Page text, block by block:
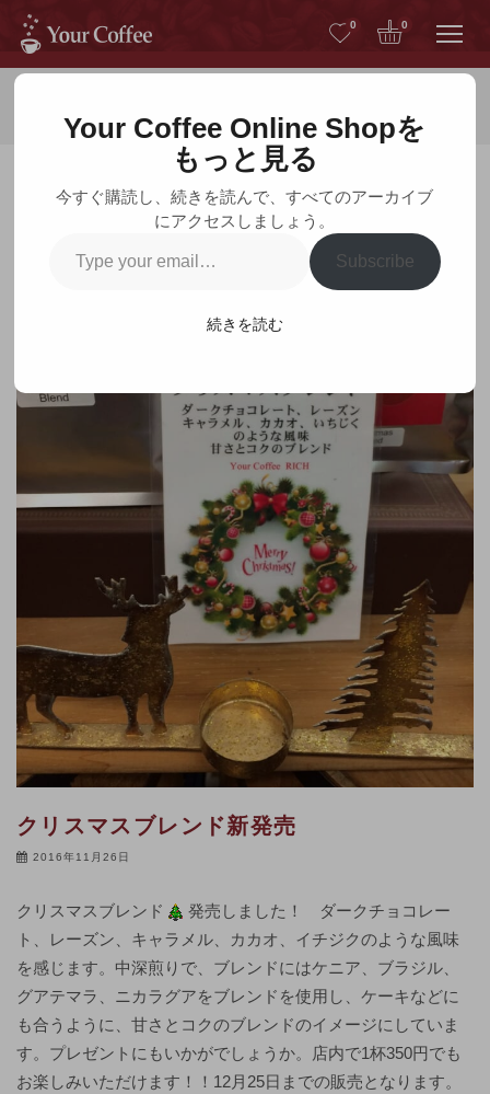
0 0
クリスマスブレンド新発売
2016年11月26日
クリスマスブレンド
発売しました！ ダークチョコレー
ト、レーズン、キャラメル、カカオ、イチジクのような風味
を感じます。中深煎りで、ブレンドにはケニア、ブラジル、
グアテマラ、ニカラグアをブレンドを使用し、ケーキなどに
も合うように、甘さとコクのブレンドのイメージにしていま
す。プレゼントにもいかがでしょうか。店内で1杯350円でも
お楽しみいただけます！！12月25日までの販売となります。
Your Coffee Online Shopを
もっと見る
今すぐ購読し、続きを読んで、すべてのアーカイブ
にアクセスしましょう。
Subscribe
続きを読む